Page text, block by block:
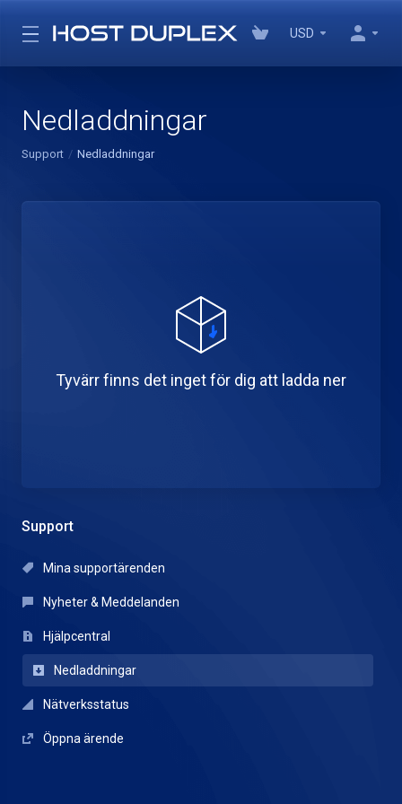
USD
Nedladdningar
Support Nedladdningar
Support
Mina supportärenden
Nyheter & Meddelanden
Hjälpcentral
Nedladdningar
Nätverksstatus
Öppna ärende
Tyvärr finns det inget för dig att ladda ner